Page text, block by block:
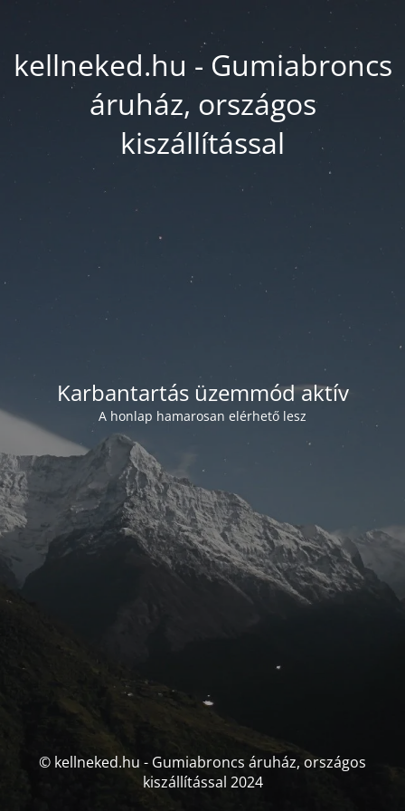
kellneked.hu - Gumiabroncs
áruház, országos
kiszállítással
Karbantartás üzemmód aktív
A honlap hamarosan elérhető lesz
© kellneked.hu - Gumiabroncs áruház, országos
kiszállítással 2024